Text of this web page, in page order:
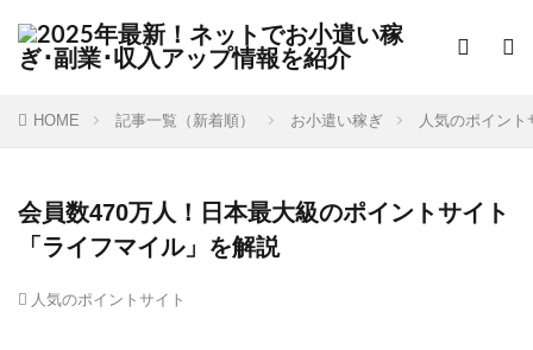
HOME 記事一覧（新着順） お小遣い稼ぎ 人気のポイント
会員数470万人！日本最大級のポイントサイト
「ライフマイル」を解説
人気のポイントサイト